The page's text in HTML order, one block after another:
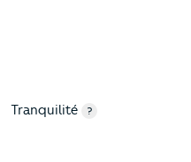
Tranquilité ?